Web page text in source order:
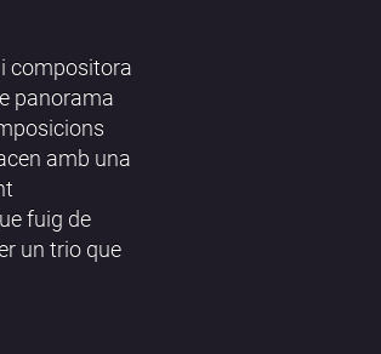
compositora
panorama
amb una
fuig de
un trio que